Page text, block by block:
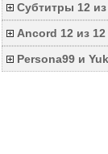
Субтитры 12
Ancord 12 из 12
Persona99 и